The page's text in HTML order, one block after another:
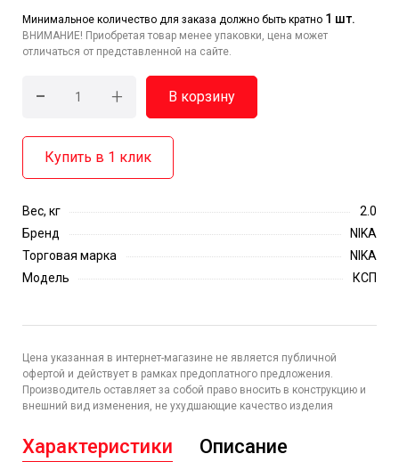
Минимальное количество для заказа должно быть кратно 1 шт.
ВНИМАНИЕ! Приобретая товар менее упаковки, цена может
отличаться от представленной на сайте.
- + В корзину
Купить в 1 клик
Вес, кг
2.0
Бренд
NIKA
Торговая марка
NIKA
Модель
КСП
Цена указанная в интернет-магазине не является публичной
офертой и действует в рамках предоплатного предложения.
Производитель оставляет за собой право вносить в конструкцию и
внешний вид изменения, не ухудшающие качество изделия
Характеристики
Описание